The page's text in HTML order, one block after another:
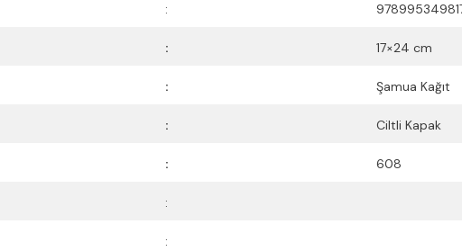
:
: 17×24 cm
: Şamua Kağıt
: Ciltli Kapak
: 608
:
: